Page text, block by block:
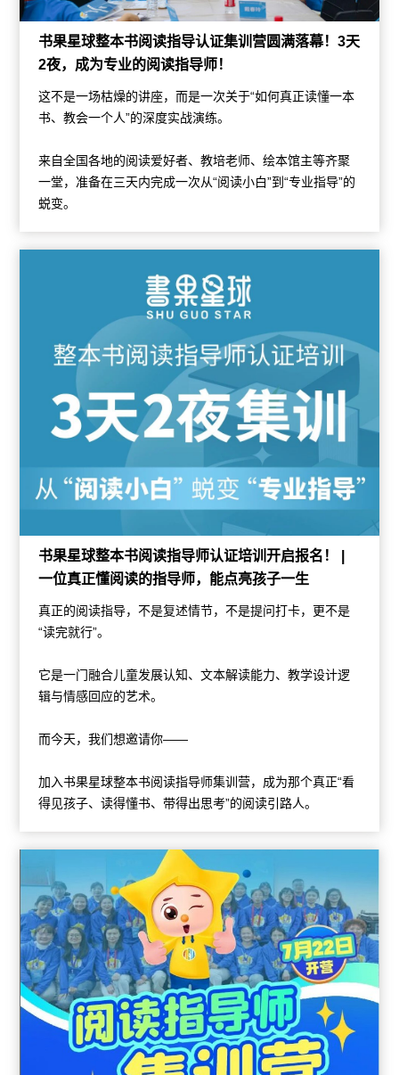
书果星球整本书阅读指导认证集训营圆满落幕！3天
2夜，成为专业的阅读指导师！
这不是一场枯燥的讲座，而是一次关于“如何真正读懂一本
书、教会一个人”的深度实战演练。
来自全国各地的阅读爱好者、教培老师、绘本馆主等齐聚
一堂，准备在三天内完成一次从“阅读小白”到“专业指导”的
蜕变。
书果星球整本书阅读指导师认证培训开启报名！ |
一位真正懂阅读的指导师，能点亮孩子一生
真正的阅读指导，不是复述情节，不是提问打卡，更不是
“读完就行”。
它是一门融合儿童发展认知、文本解读能力、教学设计逻
辑与情感回应的艺术。
而今天，我们想邀请你——
加入书果星球整本书阅读指导师集训营，成为那个真正“看
得见孩子、读得懂书、带得出思考”的阅读引路人。